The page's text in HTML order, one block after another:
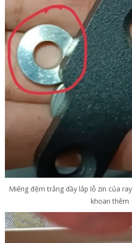
Miếng đệm trắng dầy lắp lỗ zin của
khoan thêm